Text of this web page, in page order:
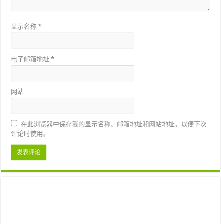
显示名称*
电子邮箱地址*
网站
在此浏览器中保存我的显示名称、邮箱地址和网站地址，以便下次
评论时使用。